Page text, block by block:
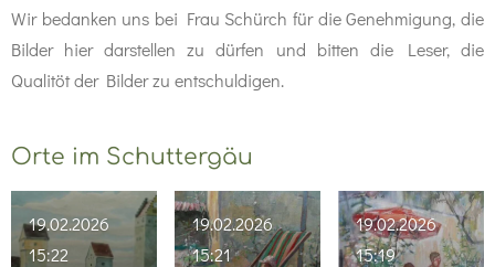
Wir bedanken uns bei Frau Schürch für die Genehmigung, die
Bilder hier darstellen zu dürfen und bitten die Leser, die
Qualitöt der Bilder zu entschuldigen.
Orte im Schuttergäu
19.02.2026
15:22
19.02.2026
15:21
19.02.2026
15:19